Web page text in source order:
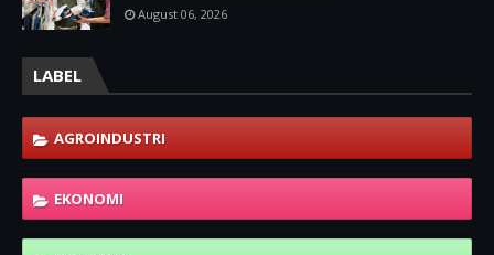
August 06, 2026
LABEL
AGROINDUSTRI
EKONOMI